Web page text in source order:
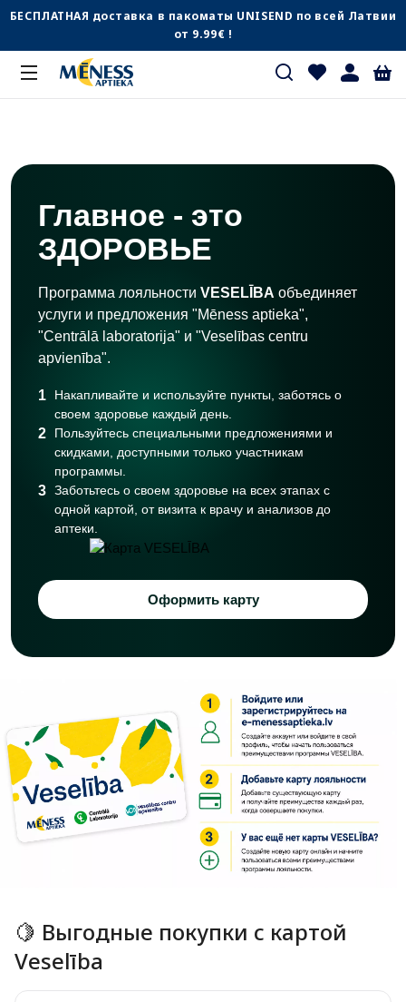
БЕСПЛАТНАЯ доставка в пакоматы UNISEND по всей Латвии
от 9.99€ !
Главное - это
ЗДОРОВЬЕ
Программа лояльности VESELĪBA объединяет
услуги и предложения "Mēness aptieka",
"Centrālā laboratorija" и "Veselības centru
apvienība".
1
Накапливайте и используйте пункты, заботясь о
своем здоровье каждый день.
2
Пользуйтесь специальными предложениями и
скидками, доступными только участникам
программы.
3 Заботьтесь о своем здоровье на всех этапах с
одной картой, от визита к врачу и анализов до
аптеки.
Оформить карту
🍋 Выгодные покупки с картой
Veselība